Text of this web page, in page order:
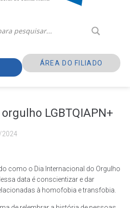
ÁREA DO FILIADO
LGBTQIAPN+
como o Dia Internacional do Orgulho
data é conscientizar e dar
à homofobia e transfobia.